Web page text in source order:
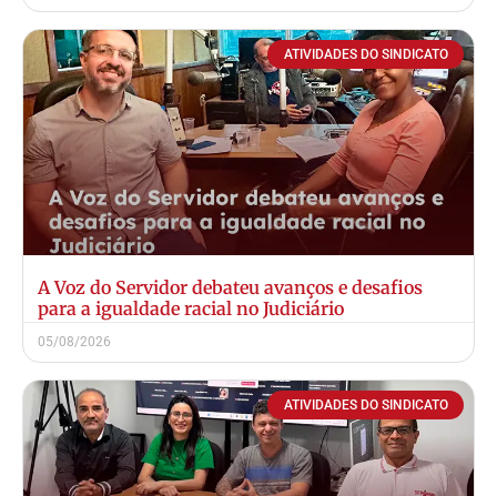
ATIVIDADES DO SINDICATO
A Voz do Servidor debateu avanços e desafios
para a igualdade racial no Judiciário
05/08/2026
ATIVIDADES DO SINDICATO